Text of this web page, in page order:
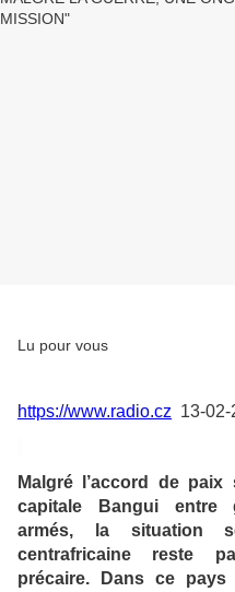
Lu pour vous
https://www.radio.cz 13-02-
Malgré l’accord de
capitale Bangui entre
armés, la situation
centrafricaine reste
précaire. Dans ce